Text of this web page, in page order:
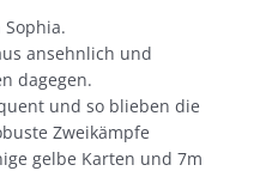
ansehnlich und
dagegen.
und so blieben die
Zweikämpfe
gelbe Karten und 7m